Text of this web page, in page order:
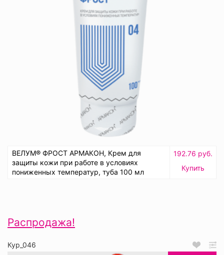
ВЕЛУМ® ФРОСТ АРМАКОН, Крем для
защиты кожи при работе в условиях
пониженных температур, туба 100 мл
192.76 руб.
Купить
Распродажа!
Кур_046